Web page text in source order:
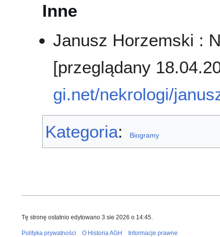
Inne
Janusz Horzemski :
[przeglądany
gi.net/nekrologi/
Kategoria: Biogramy
Tę stronę ostatnio edytowano 3 sie 2026 o 14:45.
Polityka prywatności O Historia AGH Informacje prawne